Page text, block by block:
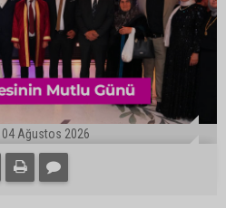
04 Ağustos 2026